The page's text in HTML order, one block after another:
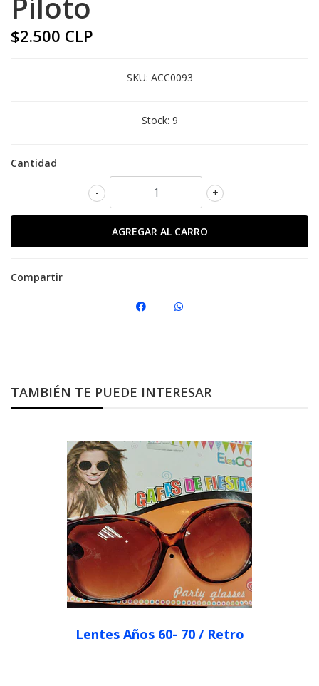
$2.500 CLP
SKU: ACC0093
Stock: 9
Cantidad
+
-
Compartir
TAMBIÉN TE PUEDE INTERESAR
Lentes Años 60- 70 / Retro